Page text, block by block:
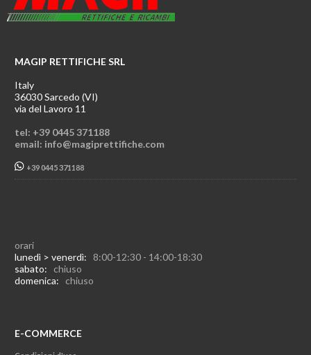
MAGIP RETTIFICHE SRL
Italy
36030 Sarcedo (VI)
via del Lavoro 11
tel: +39 0445 371188
email: info@magiprettifiche.com
+39 0445 371188
orari
lunedì > venerdì: 8:00-12:30 - 14:00-18:30
sabato: chiuso
domenica: chiuso
E-COMMERCE